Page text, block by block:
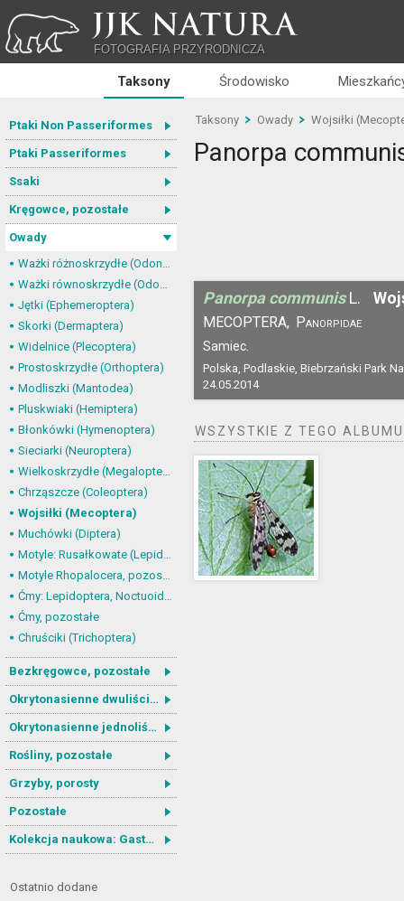
JJK NATURA
FOTOGRAFIA PRZYRODNICZA
Taksony Środowisko
Ptaki Non Passeriformes
Ptaki Passeriformes
Ssaki
Kręgowce, pozostałe
Owady
Ważki różnoskrzydłe (Odonata, Anisoptera)
Ważki równoskrzydłe (Odonata, Zygoptera)
Jętki (Ephemeroptera)
Skorki (Dermaptera)
Widelnice (Plecoptera)
Prostoskrzydłe (Orthoptera)
Modliszki (Mantodea)
Pluskwiaki (Hemiptera)
Błonkówki (Hymenoptera)
Sieciarki (Neuroptera)
Wielkoskrzydłe (Megaloptera)
Chrząszcze (Coleoptera)
Wojsiłki (Mecoptera)
Muchówki (Diptera)
Motyle: Rusałkowate (Lepidoptera, Nymphalidae)
Motyle Rhopalocera, pozostałe
Ćmy: Lepidoptera, Noctuoidea
Ćmy, pozostałe
Chruściki (Trichoptera)
Bezkręgowce, pozostałe
Okrytonasienne dwuliścienne
Okrytonasienne jednoliścienne
Rośliny, pozostałe
Grzyby, porosty
Pozostałe
Kolekcja naukowa: Gastrotricha
Ostatnio dodane
Taksony Owady Wojsiłki
Panorpa
Panorpa communis L.
MECOPTERA, Panorpidae
Samiec.
Polska, Podlaskie, Biebrzański Park
24.05.2014
WSZYSTKIE Z TEGO ALBUMU